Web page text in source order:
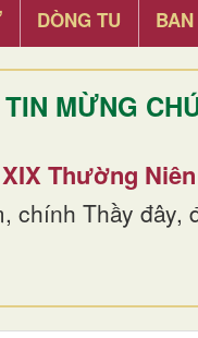
DÒNG TU
TIN MỪNG
Thường
chính Thầy đây,